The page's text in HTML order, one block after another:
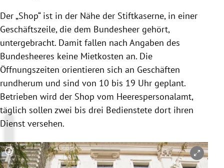
Der „Shop“ ist in der Nähe der Stiftkaserne, in einer
Geschäftszeile, die dem Bundesheer gehört,
untergebracht. Damit fallen nach Angaben des
Bundesheeres keine Mietkosten an. Die
Öffnungszeiten orientieren sich an Geschäften
rundherum und sind von 10 bis 19 Uhr geplant.
Betrieben wird der Shop vom Heerespersonalamt,
täglich sollen zwei bis drei Bedienstete dort ihren
Dienst versehen.
Copyright-Hinweis öffnen/schließen